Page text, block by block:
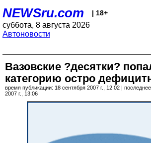
NEWSru.com | 18+
суббота, 8 августа 2026
Автоновости
Вазовские ?десятки?
категорию остро
время публикации: 18 сентября 2007 г., 12:02 |
2007 г., 13:06